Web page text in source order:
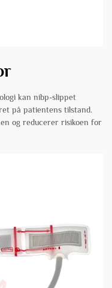
kan nibp-slippet
på patientens tilstand.
og reducerer risikoen for